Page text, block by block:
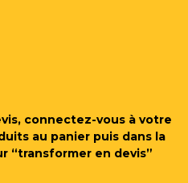
connectez-vous à votre
au panier puis dans la
“transformer en devis”